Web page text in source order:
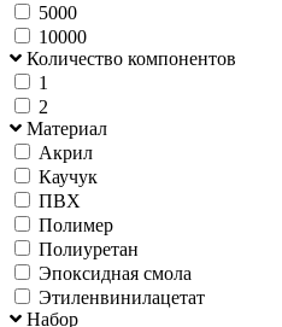
5000
10000
Количество компонентов
1
2
Материал
Акрил
Каучук
ПВХ
Полимер
Полиуретан
Эпоксидная смола
Этиленвинилацетат
Набор